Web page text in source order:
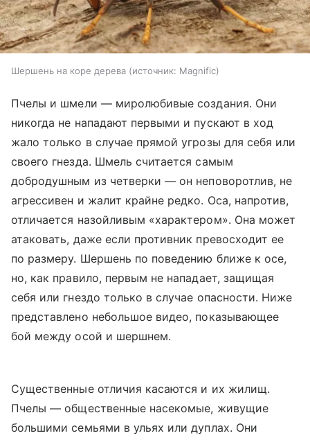
Шершень на коре дерева источник: Magnific
Пчелы и шмели — миролюбивые создания. Они
никогда не нападают первыми и пускают в ход
жало только в случае прямой угрозы для себя или
своего гнезда. Шмель считается самым
добродушным из четверки — он неповоротлив, не
агрессивен и жалит крайне редко. Оса, напротив,
отличается назойливым «характером». Она может
атаковать, даже если противник превосходит ее
по размеру. Шершень по поведению ближе к осе,
но, как правило, первым не нападает, защищая
себя или гнездо только в случае опасности. Ниже
представлено небольшое видео, показывающее
бой между осой и шершнем.
Существенные отличия касаются и их жилищ.
Пчелы — общественные насекомые, живущие
большими семьями в ульях или дуплах. Они